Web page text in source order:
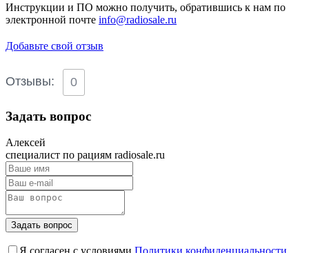
Инструкции и ПО можно получить, обратившись к нам по
электронной почте info@radiosale.ru
Добавьте свой отзыв
Отзывы: 0
Задать вопрос
Алексей
специалист по рациям radiosale.ru
Задать вопрос